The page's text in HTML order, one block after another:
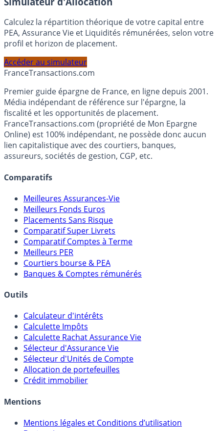
Simulateur d'Allocation
Calculez la répartition théorique de votre capital entre
PEA, Assurance Vie et Liquidités rémunérées, selon votre
profil et horizon de placement.
Accéder au simulateur
FranceTransactions.com
Premier guide épargne de France, en ligne depuis 2001.
Média indépendant de référence sur l'épargne, la
fiscalité et les opportunités de placement.
FranceTransactions.com (propriété de Mon Epargne
Online) est 100% indépendant, ne possède donc aucun
lien capitalistique avec des courtiers, banques,
Meilleures Assurances-Vie
Meilleurs Fonds Euros
Placements Sans Risque
Comparatif Super Livrets
Comparatif Comptes à Terme
Meilleurs PER
Courtiers bourse & PEA
Calculateur d'intérêts
Calculette Impôts
Calculette Rachat Assurance Vie
Sélecteur d'Assurance Vie
Sélecteur d'Unités de Compte
Allocation de portefeuilles